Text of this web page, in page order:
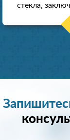
стекла,